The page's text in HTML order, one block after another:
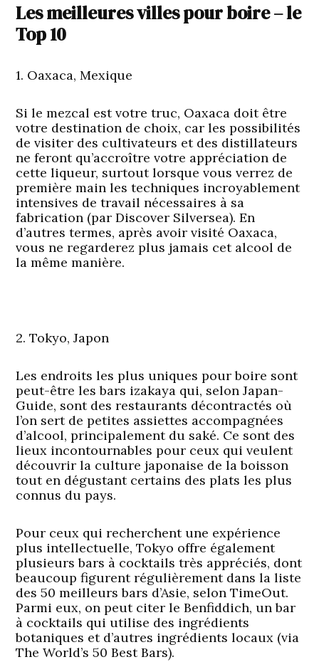
Les meilleures villes pour boire – le
Top 10
1. Oaxaca, Mexique
Si le mezcal est votre truc, Oaxaca doit être
votre destination de choix, car les possibilités
de visiter des cultivateurs et des distillateurs
ne feront qu’accroître votre appréciation de
cette liqueur, surtout lorsque vous verrez de
première main les techniques incroyablement
intensives de travail nécessaires à sa
fabrication (par Discover Silversea). En
d’autres termes, après avoir visité Oaxaca,
vous ne regarderez plus jamais cet alcool de
la même manière.
2. Tokyo, Japon
Les endroits les plus uniques pour boire sont
peut-être les bars izakaya qui, selon Japan-
Guide, sont des restaurants décontractés où
l’on sert de petites assiettes accompagnées
d’alcool, principalement du saké. Ce sont des
lieux incontournables pour ceux qui veulent
découvrir la culture japonaise de la boisson
tout en dégustant certains des plats les plus
connus du pays.
Pour ceux qui recherchent une expérience
plus intellectuelle, Tokyo offre également
plusieurs bars à cocktails très appréciés, dont
beaucoup figurent régulièrement dans la liste
des 50 meilleurs bars d’Asie, selon TimeOut.
Parmi eux, on peut citer le Benfiddich, un bar
à cocktails qui utilise des ingrédients
botaniques et d’autres ingrédients locaux (via
The World’s 50 Best Bars).